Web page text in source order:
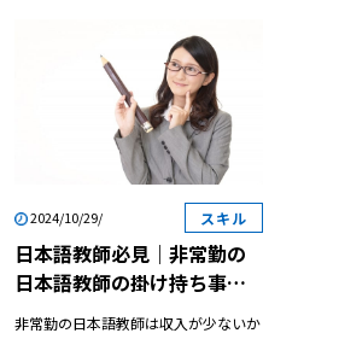
2024/10/29/ スキル
日本語教師必見｜非常勤の
日本語教師の掛け持ち事情
について解説！
非常勤の日本語教師は収入が少ないか